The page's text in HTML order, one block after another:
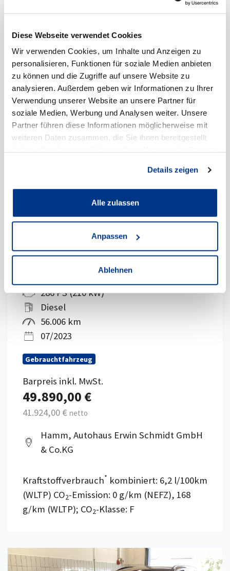
Diese Webseite verwendet Cookies
Wir verwenden Cookies, um Inhalte und Anzeigen zu
personalisieren, Funktionen für soziale Medien anbieten
zu können und die Zugriffe auf unsere Website zu
analysieren. Außerdem geben wir Informationen zu Ihrer
Verwendung unserer Website an unsere Partner für
soziale Medien, Werbung und Analysen weiter. Unsere
Partner führen diese Informationen möglicherweise mit
weiteren Daten zusammen, die Sie ihnen bereitgestellt
Details zeigen
Alle zulassen
Anpassen
Ablehnen
kombiniert: 5,3 l/100km
g/km (WLTP); CO2-Klasse: D
Details anzeigen
286 PS (210 kW)
Diesel
56.006 km
07/2023
Gebrauchtfahrzeug
Barpreis inkl. MwSt.
49.890,00 €
41.924,00 € netto
Hamm, Autohaus Erwin Schmidt GmbH
& Co.KG
Kraftstoffverbrauch* kombiniert: 6,2 l/100km
(WLTP) CO2-Emission: 0 g/km (NEFZ), 168
g/km (WLTP); CO2-Klasse: F
Details anzeigen